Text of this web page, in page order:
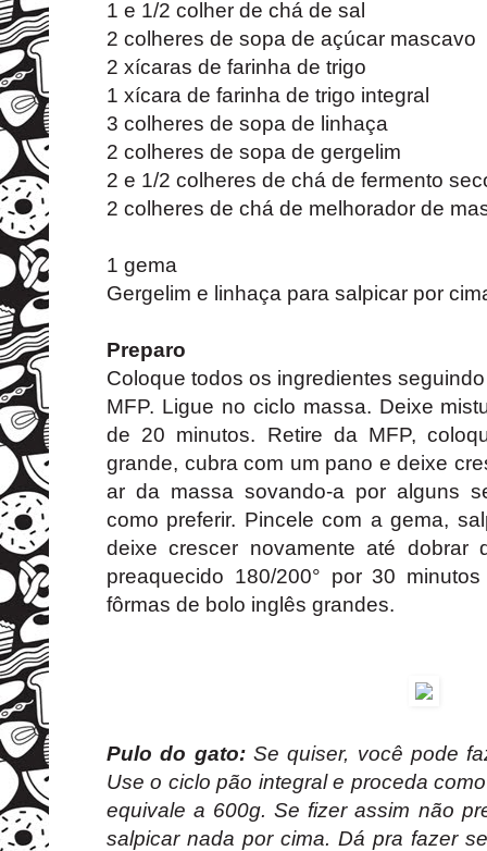
1 e 1/2 colher de chá de sal
2 colheres de sopa de açúcar mascavo
2 xícaras de farinha de trigo
1 xícara de farinha de trigo integral
3 colheres de sopa de linhaça
2 colheres de sopa de gergelim
2 e 1/2 colheres de chá de fermento
2 colheres de chá de melhorador de
1 gema
Gergelim e linhaça para salpicar por
Preparo
Coloque todos os ingredientes
MFP. Ligue no ciclo massa. Deixe
de 20 minutos. Retire da MFP,
grande, cubra com um pano e deixe
ar da massa sovando-a por alguns
como preferir. Pincele com a gema,
deixe crescer novamente até dobrar
preaquecido 180/200° por 30
fôrmas de bolo inglês grandes.
Pulo do gato:Se quiser, você pode
Use o ciclo pão integral e proceda
equivale a 600g. Se fizer assim não
salpicar nada por cima. Dá pra fazer